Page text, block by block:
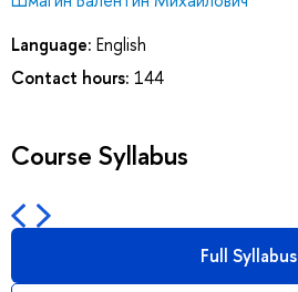
Language: English
Contact hours: 144
Course Syllabus
Full Syllabus